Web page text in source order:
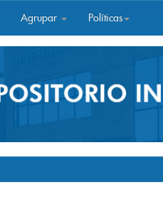
Agrupar Políticas